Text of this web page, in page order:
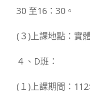
30 至16：30。
(３)上課地點：實
４、D班：
(１)上課期間：